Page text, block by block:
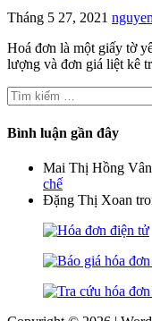
Tháng 5 27, 2021
Hoá đơn là một giấy tờ
lượng và đơn giá liệt kê
Tìm
kiếm
cho:
Bình luận gần đây
Mai Thị Hồng Vân
chế
Đặng Thị Xoan